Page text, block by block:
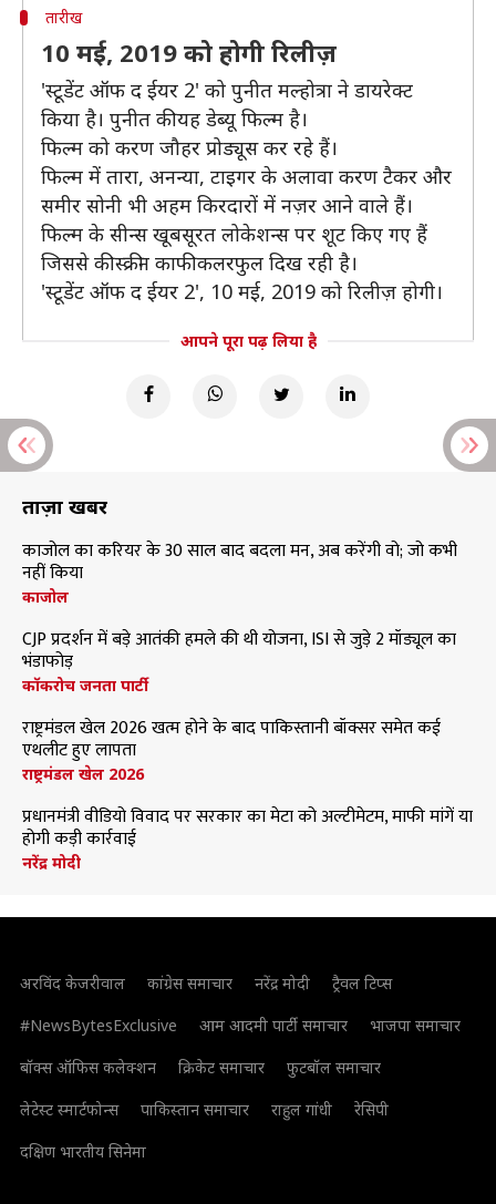
तारीख
10 मई, 2019 को होगी रिलीज़
'स्टूडेंट ऑफ द ईयर 2' को पुनीत मल्होत्रा ने डायरेक्ट
किया है। पुनीत की यह डेब्यू फिल्म है।
फिल्म को करण जौहर प्रोड्यूस कर रहे हैं।
फिल्म में तारा, अनन्या, टाइगर के अलावा करण टैकर और
समीर सोनी भी अहम किरदारों में नज़र आने वाले हैं।
फिल्म के सीन्स खूबसूरत लोकेशन्स पर शूट किए गए हैं
जिससे की स्क्रीन काफी कलरफुल दिख रही है।
'स्टूडेंट ऑफ द ईयर 2', 10 मई, 2019 को रिलीज़ होगी।
आपने पूरा पढ़ लिया है
ताज़ा खबरें
काजोल का करियर के 30 साल बाद बदला मन, अब करेंगी वो; जो कभी
नहीं किया
काजोल
CJP प्रदर्शन में बड़े आतंकी हमले की थी योजना, ISI से जुड़े 2 मॉड्यूल का
भंडाफोड़
कॉकरोच जनता पार्टी
राष्ट्रमंडल खेल 2026 खत्म होने के बाद पाकिस्तानी बॉक्सर समेत कई
एथलीट हुए लापता
राष्ट्रमंडल खेल 2026
प्रधानमंत्री वीडियो विवाद पर सरकार का मेटा को अल्टीमेटम, माफी मांगें या
होगी कड़ी कार्रवाई
नरेंद्र मोदी
अरविंद केजरीवाल कांग्रेस समाचार नरेंद्र मोदी
ट्रैवल टिप्स
#NewsBytesExclusive
आम आदमी पार्टी समाचार
भाजपा समाचार
बॉक्स ऑफिस कलेक्शन
क्रिकेट समाचार
फुटबॉल समाचार
लेटेस्ट स्मार्टफोन्स
पाकिस्तान समाचार राहुल गांधी
रेसिपी
दक्षिण भारतीय सिनेमा